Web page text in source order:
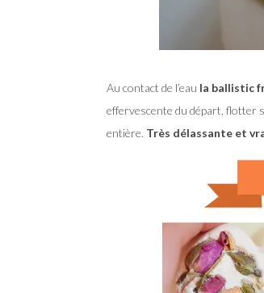
Au contact de l’eau la ballistic
effervescente du départ, flotter
entière. Très délassante et